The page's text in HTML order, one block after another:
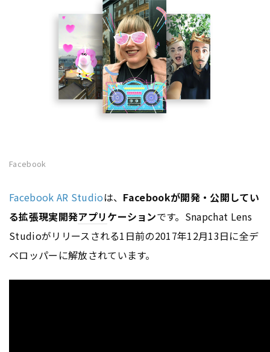
Facebook
Facebook AR Studioは、 Facebookが開発・公開してい
る拡張現実開発アプリケーションです。Snapchat Lens
Studioがリリースされる1日前の2017年12月13日に全デ
ベロッパーに解放されています。